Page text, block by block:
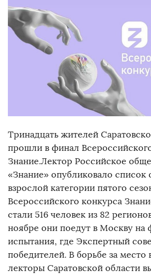
Тринадцать жителей
прошли в финал
Знание.Лектор Российское
«Знание» опубликовало список
взрослой категории пятого
Всероссийского конкурса
стали 516 человек из 82
ноябре они поедут в Москву на
испытания, где Экспертный
победителей. В борьбе за место
лекторы Саратовской области